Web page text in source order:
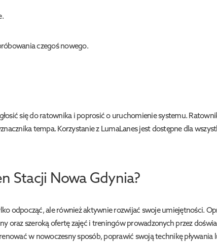
czegoś nowego.
się do ratownika i poprosić o uruchomienie systemu.
tempa. Korzystanie z LumaLanes jest dostępne dla
Stacji Nowa Gdynia?
odpocząć, ale również aktywnie rozwijać swoje umiejętności.
oraz szeroką ofertę zajęć i treningów prowadzonych przez
w nowoczesny sposób, poprawić swoją technikę